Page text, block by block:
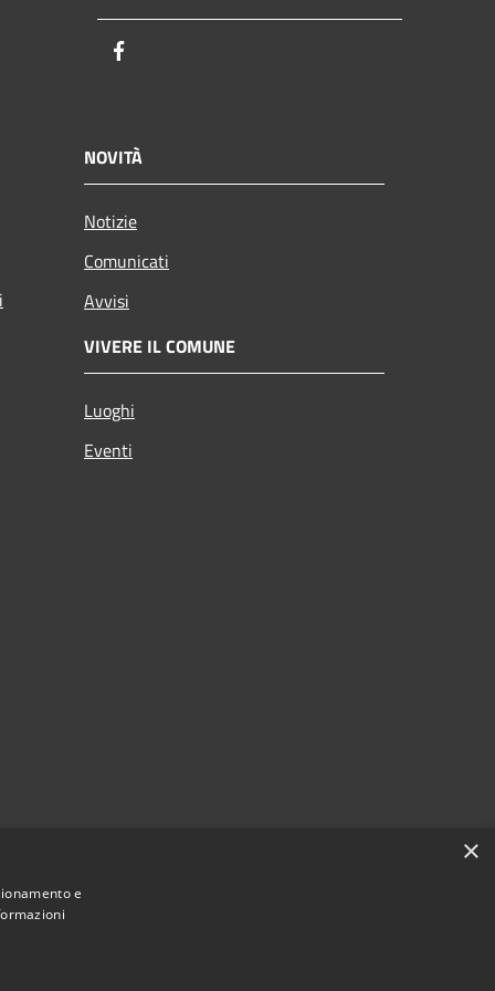
NOVITÀ
Notizie
Comunicati
Avvisi
VIVERE IL COMUNE
Luoghi
Eventi
×
e